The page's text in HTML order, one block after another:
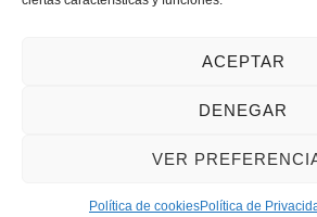
ACEPTAR
DENEGAR
VER
Política de cookiesPolítica de
© 2026 Tienda Mulligan │